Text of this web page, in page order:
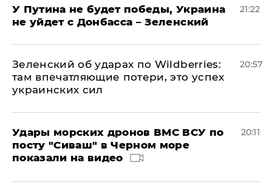
У Путина не будет победы, Украина
не уйдет с Донбасса – Зеленский
21:22
Зеленский об ударах по Wildberries:
там впечатляющие потери, это успех
украинских сил
20:57
Удары морских дронов ВМС ВСУ по
посту "Сиваш" в Черном море
показали на видео
20:11